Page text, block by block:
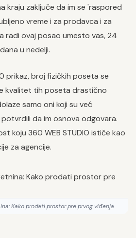
kraju zaključe da im se 'raspored
vreme i za prodavca i za
radi ovaj posao umesto vas, 24
u nedelji.
prikaz, broj fizičkih poseta se
kvalitet tih poseta drastično
samo oni koji su već
da im osnova odgovara.
koju 360 WEB STUDIO ističe kao
za agencije.
Kako prodati prostor pre prvog viđenja